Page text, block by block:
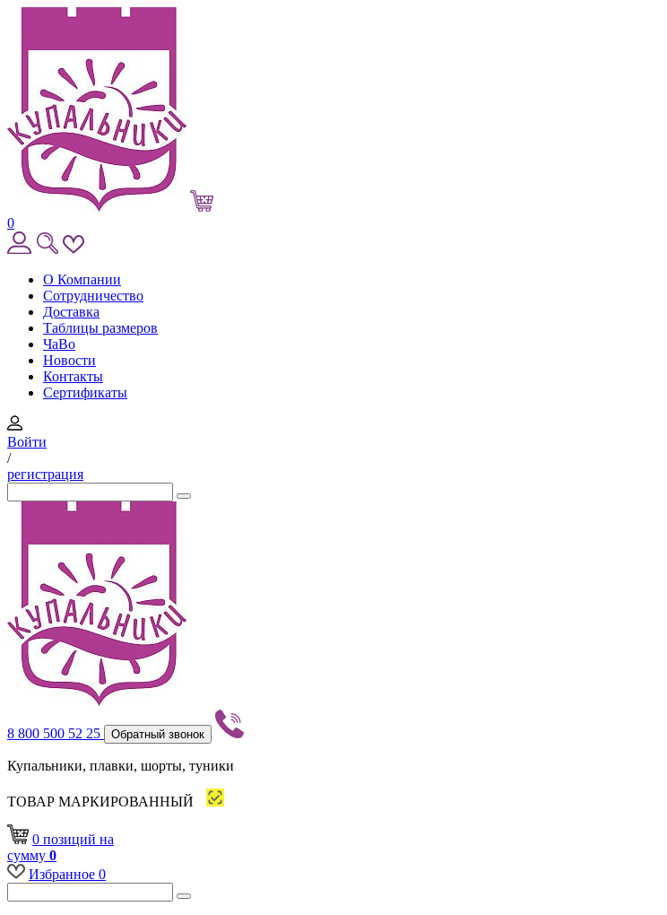
0
О Компании
Сотрудничество
Доставка
Таблицы размеров
ЧаВо
Новости
Контакты
Сертификаты
Войти
/
регистрация
8 800 500 52 25 Обратный звонок
Купальники, плавки, шорты, туники
ТОВАР МАРКИРОВАННЫЙ
0 позиций на
сумму 0
Избранное 0